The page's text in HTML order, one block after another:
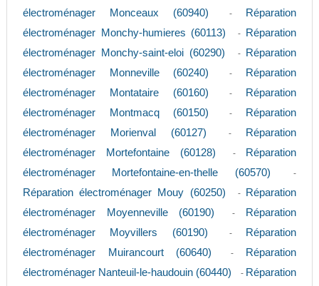
électroménager Monceaux (60940)
-
Réparation
électroménager Monchy-humieres (60113)
-
Réparation
électroménager Monchy-saint-eloi (60290)
-
Réparation
électroménager Monneville (60240)
-
Réparation
électroménager Montataire (60160)
-
Réparation
électroménager Montmacq (60150)
-
Réparation
électroménager Morienval (60127)
-
Réparation
électroménager Mortefontaine (60128)
-
Réparation
électroménager Mortefontaine-en-thelle (60570)
-
Réparation électroménager Mouy (60250) -
Réparation
électroménager Moyenneville (60190)
-
Réparation
électroménager Moyvillers (60190)
-
Réparation
électroménager Muirancourt (60640)
-
Réparation
électroménager Nanteuil-le-haudouin (60440)
- Réparation